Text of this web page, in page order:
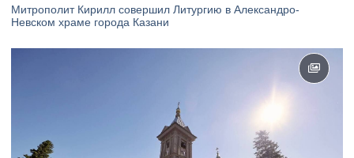
Митрополит Кирилл совершил Литургию в Александро-
Невском храме города Казани